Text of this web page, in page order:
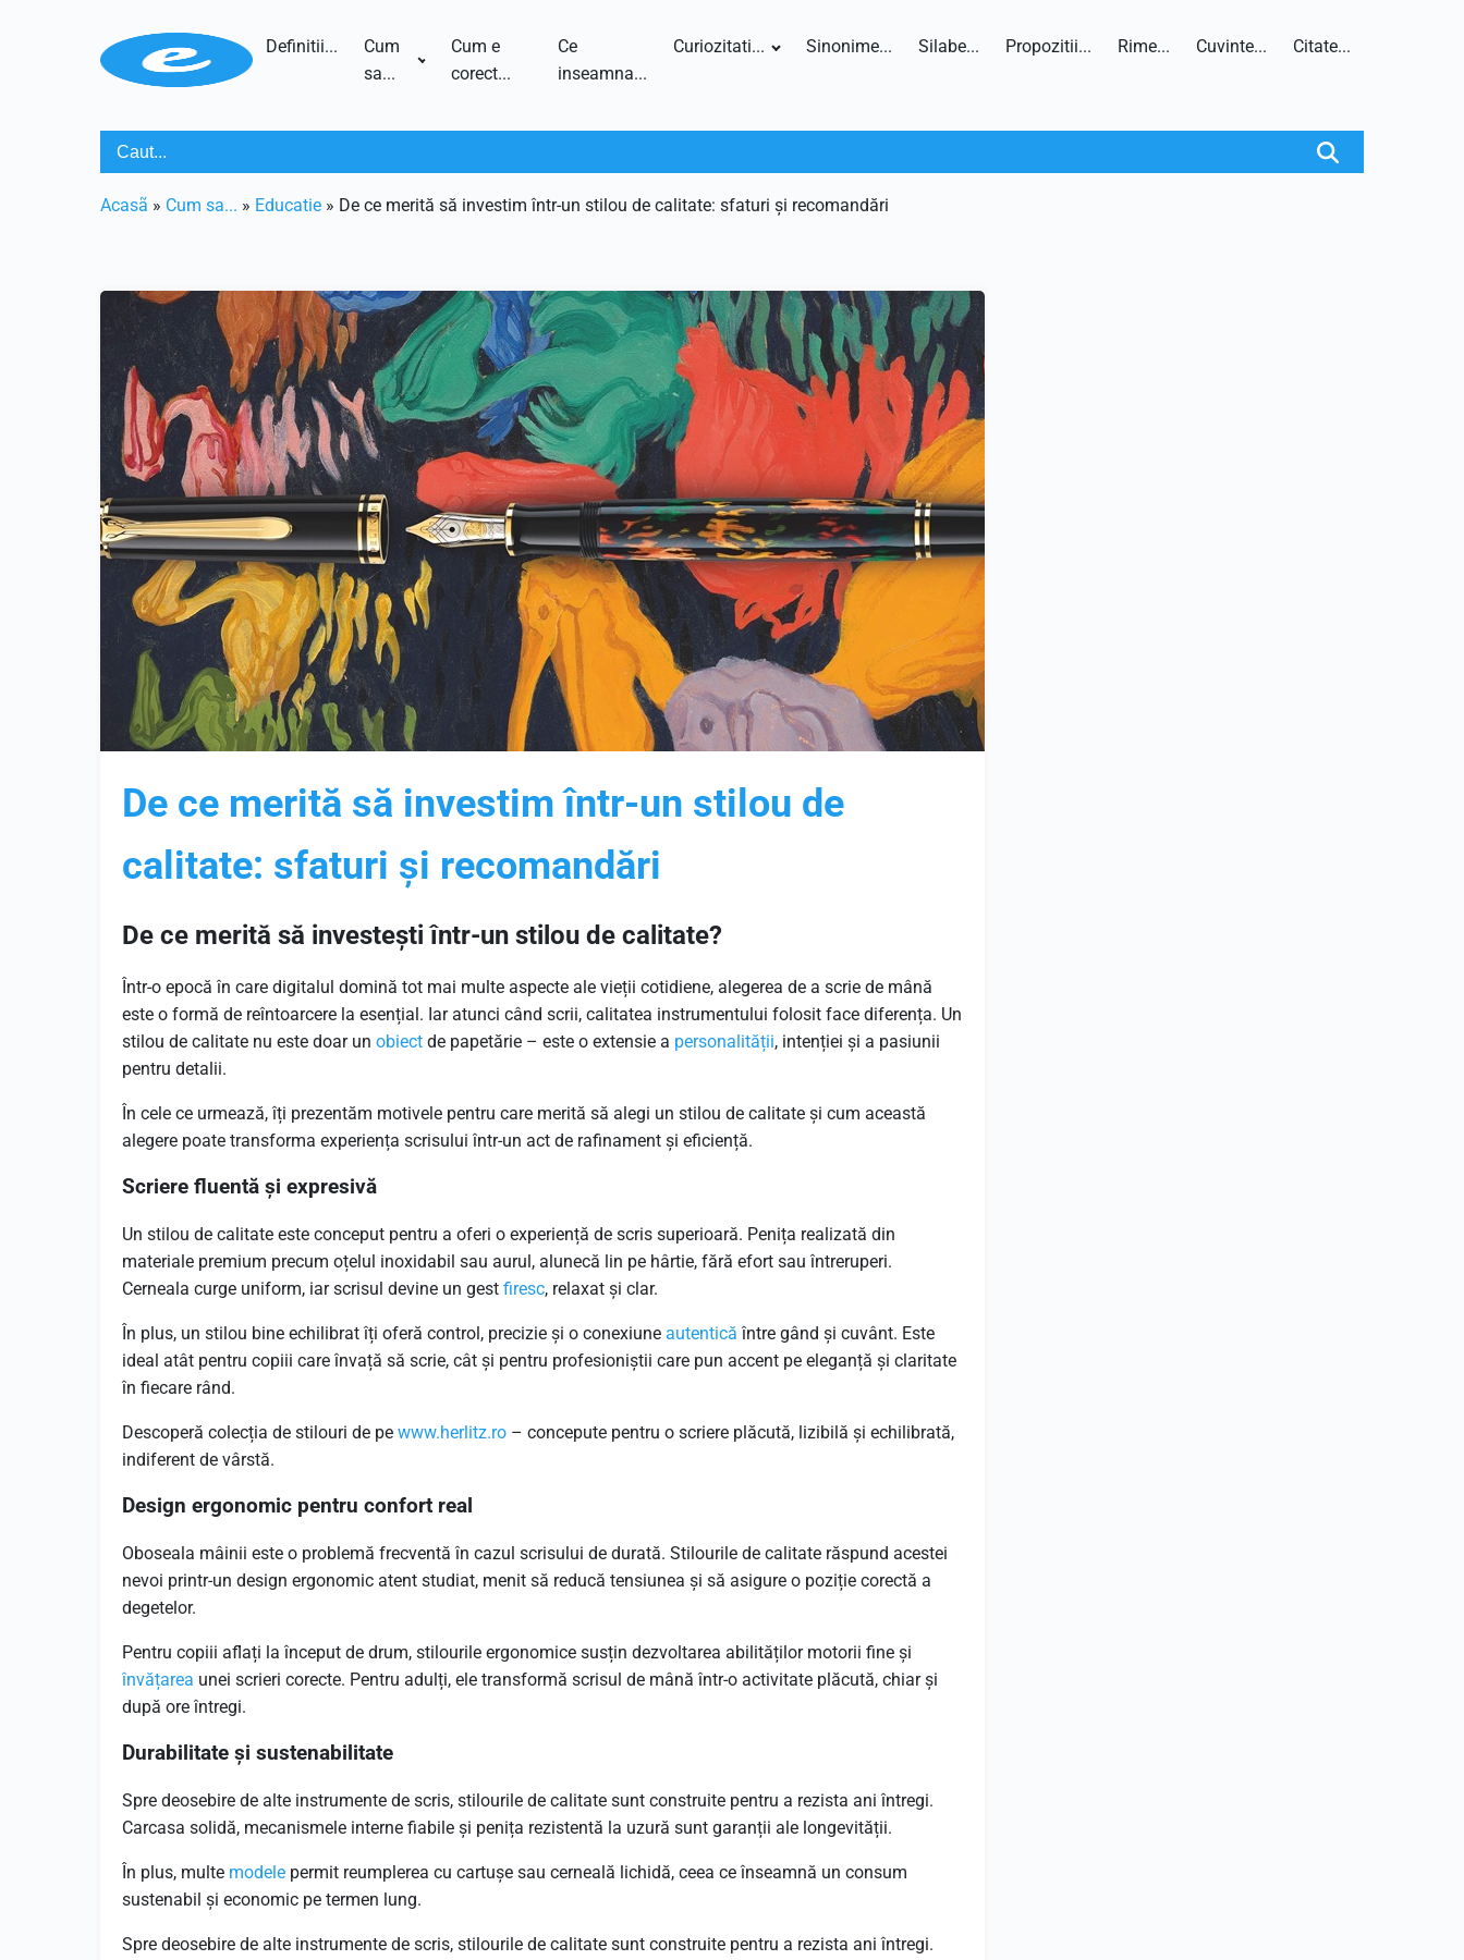
Definitii...
Cum
sa...
Cum e
corect...
Ce
inseamna...
Curiozitati... Sinonime... Silabe... Propozitii... Rime... Cuvinte... Citate...
Acasã » Cum sa... » Educatie » De ce merită să investim într-un stilou de calitate: sfaturi și recomandări
De ce merită să investim într-un stilou de
calitate: sfaturi și recomandări
De ce merită să investești într-un stilou de calitate?
Într-o epocă în care digitalul domină tot mai multe aspecte ale vieții cotidiene, alegerea de a scrie de mână
este o formă de reîntoarcere la esențial. Iar atunci când scrii, calitatea instrumentului folosit face diferența. Un
stilou de calitate nu este doar un obiect de papetărie – este o extensie a personalității, intenției și a pasiunii
pentru detalii.
În cele ce urmează, îți prezentăm motivele pentru care merită să alegi un stilou de calitate și cum această
alegere poate transforma experiența scrisului într-un act de rafinament și eficiență.
Scriere fluentă și expresivă
Un stilou de calitate este conceput pentru a oferi o experiență de scris superioară. Penița realizată din
materiale premium precum oțelul inoxidabil sau aurul, alunecă lin pe hârtie, fără efort sau întreruperi.
Cerneala curge uniform, iar scrisul devine un gest firesc, relaxat și clar.
În plus, un stilou bine echilibrat îți oferă control, precizie și o conexiune autentică între gând și cuvânt. Este
ideal atât pentru copiii care învață să scrie, cât și pentru profesioniștii care pun accent pe eleganță și claritate
în fiecare rând.
Descoperă colecția de stilouri de pe www.herlitz.ro – concepute pentru o scriere plăcută, lizibilă și echilibrată,
indiferent de vârstă.
Design ergonomic pentru confort real
Oboseala mâinii este o problemă frecventă în cazul scrisului de durată. Stilourile de calitate răspund acestei
nevoi printr-un design ergonomic atent studiat, menit să reducă tensiunea și să asigure o poziție corectă a
degetelor.
Pentru copiii aflați la început de drum, stilourile ergonomice susțin dezvoltarea abilităților motorii fine și
învățarea unei scrieri corecte. Pentru adulți, ele transformă scrisul de mână într-o activitate plăcută, chiar și
după ore întregi.
Durabilitate și sustenabilitate
Spre deosebire de alte instrumente de scris, stilourile de calitate sunt construite pentru a rezista ani întregi.
Carcasa solidă, mecanismele interne fiabile și penița rezistentă la uzură sunt garanții ale longevității.
În plus, multe modele permit reumplerea cu cartușe sau cerneală lichidă, ceea ce înseamnă un consum
sustenabil și economic pe termen lung.
Spre deosebire de alte instrumente de scris, stilourile de calitate sunt construite pentru a rezista ani întregi.